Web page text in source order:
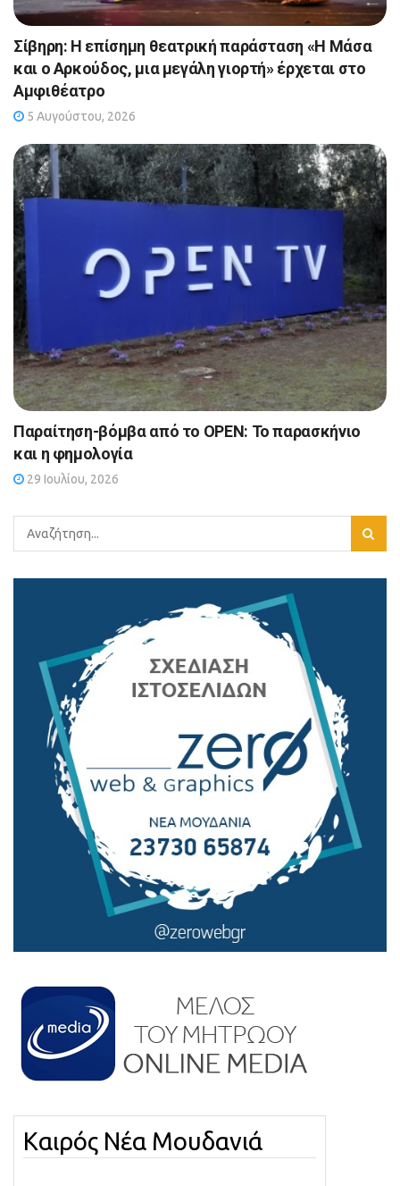
Σίβηρη: Η επίσημη θεατρική παράσταση «Η Μάσα
και ο Αρκούδος, μια μεγάλη γιορτή» έρχεται στο
Αμφιθέατρο
5 Αυγούστου, 2026
Παραίτηση-βόμβα από το OPEN: Το παρασκήνιο
και η φημολογία
29 Ιουλίου, 2026
Καιρός Νέα Μουδανιά